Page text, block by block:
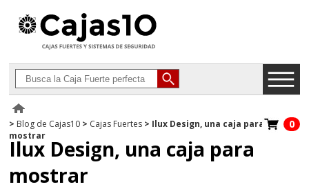
> Blog de Cajas10 > Cajas Fuertes > Ilux Design, una caja para
mostrar
0
Ilux Design, una caja para
mostrar